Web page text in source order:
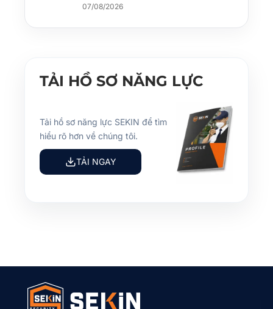
07/08/2026
TẢI HỒ SƠ NĂNG LỰC
Tải hồ sơ năng lực SEKIN để tìm
hiểu rõ hơn về chúng tôi.
TẢI NGAY